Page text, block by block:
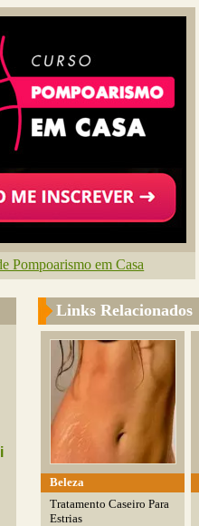
Pompoarismo em Casa
Links Relacionados
Beleza
Tratamento Caseiro Para
Estrias